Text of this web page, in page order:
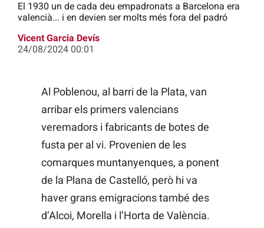
El 1930 un de cada deu empadronats a Barcelona era
valencià... i en devien ser molts més fora del padró
Vicent Garcia Devís
24/08/2024 00:01
Al Poblenou, al barri de la Plata, van
arribar els primers valencians
veremadors i fabricants de botes de
fusta per al vi. Provenien de les
comarques muntanyenques, a ponent
de la Plana de Castelló, però hi va
haver grans emigracions també des
d’Alcoi, Morella i l’Horta de València.